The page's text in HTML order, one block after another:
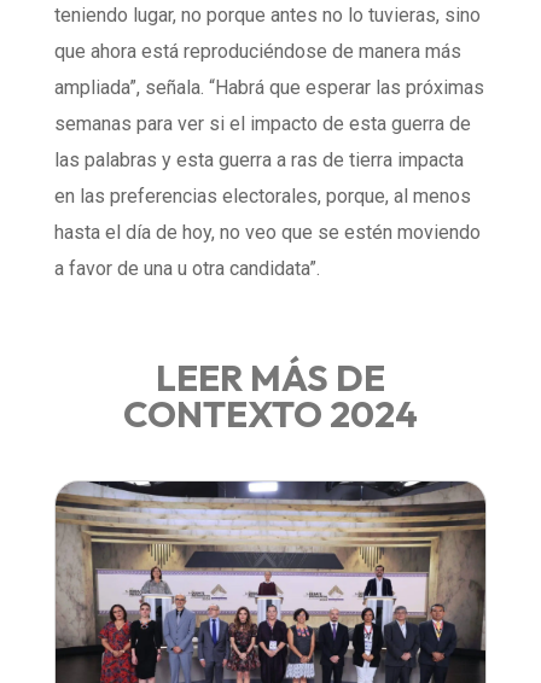
teniendo lugar, no porque antes no lo tuvieras, sino
que ahora está reproduciéndose de manera más
ampliada”, señala. “Habrá que esperar las próximas
semanas para ver si el impacto de esta guerra de
las palabras y esta guerra a ras de tierra impacta
en las preferencias electorales, porque, al menos
hasta el día de hoy, no veo que se estén moviendo
a favor de una u otra candidata”.
LEER MÁS DE
CONTEXTO 2024